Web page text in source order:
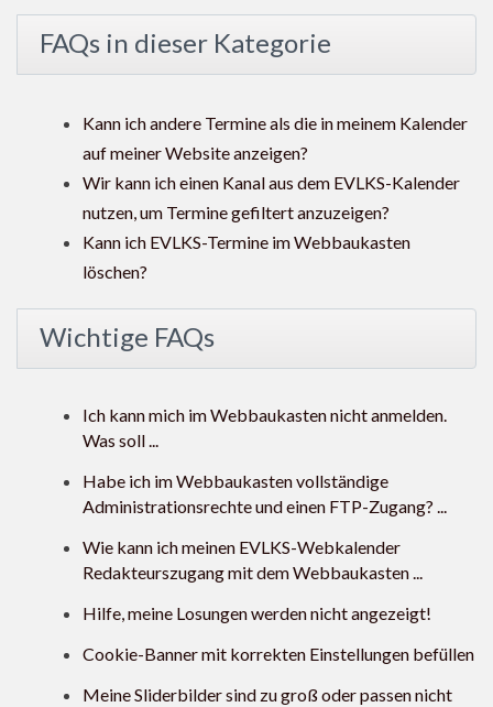
FAQs in dieser Kategorie
Kann ich andere Termine als die in meinem Kalender
auf meiner Website anzeigen?
Wir kann ich einen Kanal aus dem EVLKS-Kalender
nutzen, um Termine gefiltert anzuzeigen?
Kann ich EVLKS-Termine im Webbaukasten
löschen?
Wichtige FAQs
Ich kann mich im Webbaukasten nicht anmelden.
Was soll ...
Habe ich im Webbaukasten vollständige
Administrationsrechte und einen FTP-Zugang? ...
Wie kann ich meinen EVLKS-Webkalender
Redakteurszugang mit dem Webbaukasten ...
Hilfe, meine Losungen werden nicht angezeigt!
Cookie-Banner mit korrekten Einstellungen befüllen
Meine Sliderbilder sind zu groß oder passen nicht